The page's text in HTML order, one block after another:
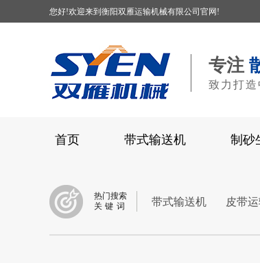
您好!欢迎来到衡阳双雁运输机械有限公司官网!
专注
致力打
首页 带式输送机 制砂
热门搜索
关键词
带式输送机 皮带